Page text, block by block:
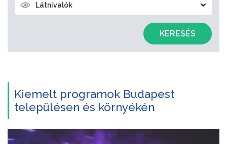
Látnivalók
KERESÉS
Kiemelt programok Budapest
településen és környékén